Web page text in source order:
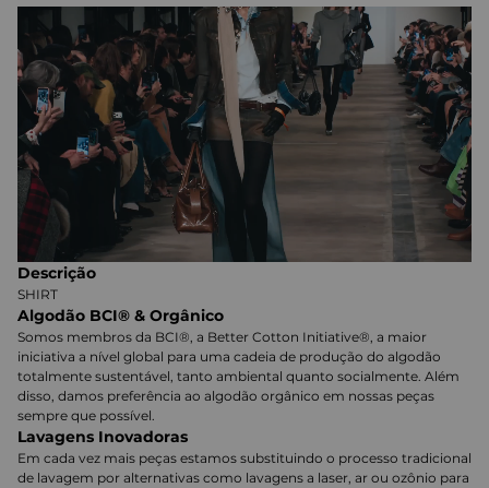
Descrição
SHIRT
Algodão BCI® & Orgânico
Somos membros da BCI®, a Better Cotton Initiative®, a maior
iniciativa a nível global para uma cadeia de produção do algodão
totalmente sustentável, tanto ambiental quanto socialmente. Além
disso, damos preferência ao algodão orgânico em nossas peças
sempre que possível.
Lavagens Inovadoras
Em cada vez mais peças estamos substituindo o processo tradicional
de lavagem por alternativas como lavagens a laser, ar ou ozônio para